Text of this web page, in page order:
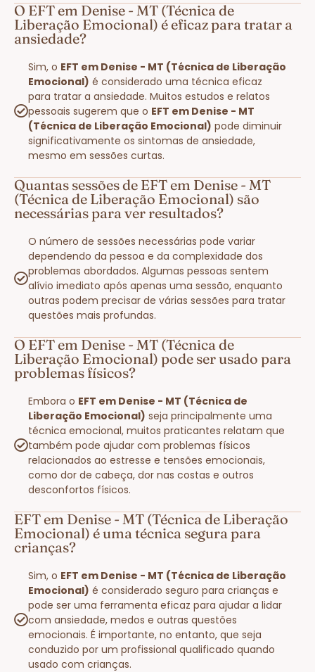
O EFT em Denise - MT (Técnica de
Liberação Emocional) é eficaz para tratar a
ansiedade?
Sim, o EFT em Denise - MT (Técnica de Liberação
Emocional) é considerado uma técnica eficaz
para tratar a ansiedade. Muitos estudos e relatos
pessoais sugerem que o EFT em Denise - MT
(Técnica de Liberação Emocional) pode diminuir
significativamente os sintomas de ansiedade,
mesmo em sessões curtas.
Quantas sessões de EFT em Denise - MT
(Técnica de Liberação Emocional) são
necessárias para ver resultados?
O número de sessões necessárias pode variar
dependendo da pessoa e da complexidade dos
problemas abordados. Algumas pessoas sentem
alívio imediato após apenas uma sessão, enquanto
outras podem precisar de várias sessões para tratar
questões mais profundas.
O EFT em Denise - MT (Técnica de
Liberação Emocional) pode ser usado para
problemas físicos?
Embora o EFT em Denise - MT (Técnica de
Liberação Emocional) seja principalmente uma
técnica emocional, muitos praticantes relatam que
também pode ajudar com problemas físicos
relacionados ao estresse e tensões emocionais,
como dor de cabeça, dor nas costas e outros
desconfortos físicos.
EFT em Denise - MT (Técnica de Liberação
Emocional) é uma técnica segura para
crianças?
Sim, o EFT em Denise - MT (Técnica de Liberação
Emocional) é considerado seguro para crianças e
pode ser uma ferramenta eficaz para ajudar a lidar
com ansiedade, medos e outras questões
emocionais. É importante, no entanto, que seja
conduzido por um profissional qualificado quando
usado com crianças.